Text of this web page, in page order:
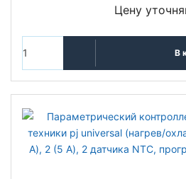
Цену
В